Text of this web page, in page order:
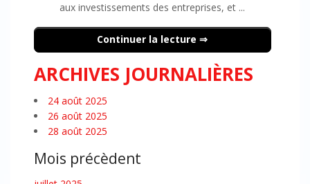
aux investissements des entreprises, et ...
Continuer la lecture
ARCHIVES JOURNALIÈRES
24 août 2025
26 août 2025
28 août 2025
Mois précèdent